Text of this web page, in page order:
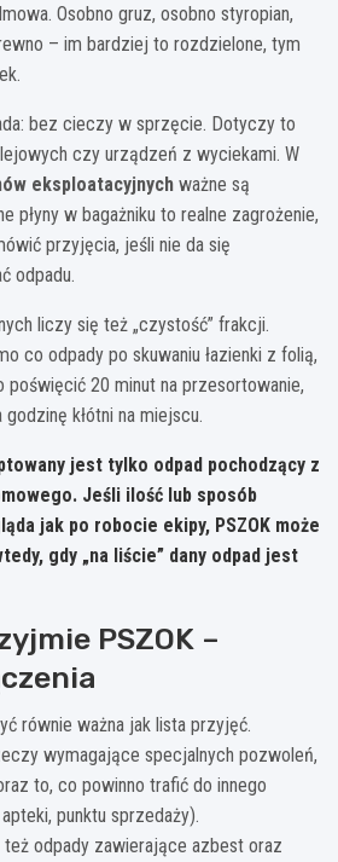
Osobno gruz, osobno styropian,
– im bardziej to rozdzielone, tym
bez cieczy w sprzęcie. Dotyczy to
czy urządzeń z wyciekami. W
eksploatacyjnych ważne są
płyny w bagażniku to realne zagrożenie,
przyjęcia, jeśli nie da się
odpadu.
liczy się też „czystość” frakcji.
co odpady po skuwaniu łazienki z folią,
poświęcić 20 minut na przesortowanie,
kłótni na miejscu.
jest tylko odpad pochodzący z
Jeśli ilość lub sposób
jak po robocie ekipy, PSZOK może
gdy „na liście” dany odpad jest
PSZOK –
równie ważna jak lista przyjęć.
wymagające specjalnych pozwoleń,
to, co powinno trafić do innego
punktu sprzedaży).
odpady zawierające azbest oraz